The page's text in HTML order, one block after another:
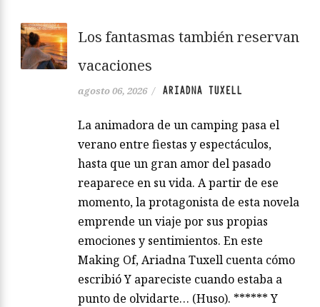
Los fantasmas también reservan
vacaciones
agosto 06, 2026 / ARIADNA TUXELL
La animadora de un camping pasa el
verano entre fiestas y espectáculos,
hasta que un gran amor del pasado
reaparece en su vida. A partir de ese
momento, la protagonista de esta novela
emprende un viaje por sus propias
emociones y sentimientos. En este
Making Of, Ariadna Tuxell cuenta cómo
escribió Y apareciste cuando estaba a
punto de olvidarte… (Huso). ****** Y